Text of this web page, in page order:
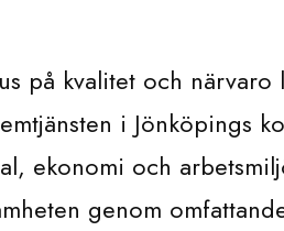
på kvalitet och närvaro
i Jönköpings
ekonomi och
genom